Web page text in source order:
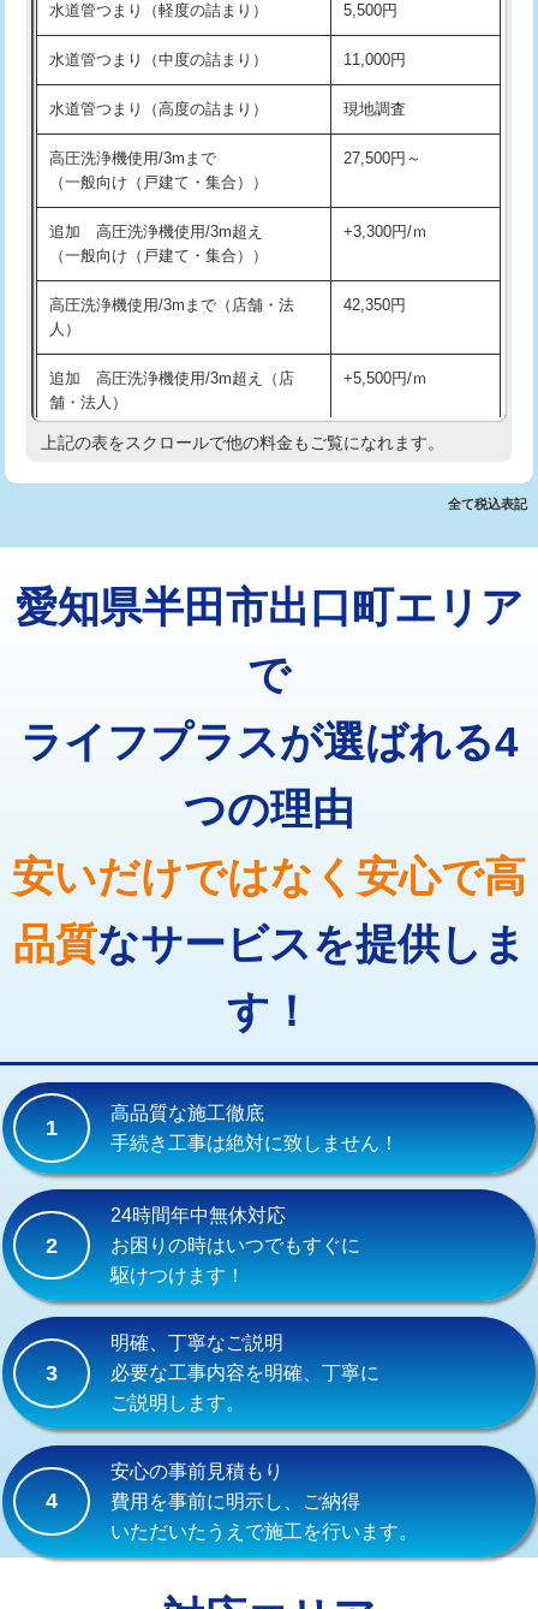
洗面台設置 38,500円
化粧台設置 22,000円
追加人工 16,500円
廃棄・処分 現場見積
※給水管工事は20mmまでの価格です。
交換・取付(排水栓・排水トラップ
22,000円+材料費
持込商品取付（混合水栓）
持込商品取付（浄水器・分岐水栓） 16,500円
業）
排水管工事（追加 排水管工事/3ｍ超
え）
マス交換（土の掘削・埋め戻し作業） 11,000円~
マス交換（深さ50㎝以上） 66,000円
コンクリート斫り（厚さ10㎝超え）
モルタル補修（厚さ10㎝まで） 27,500円
16,500円
廃棄・処分 現場見積
水道管つまり（軽度の詰まり） 5,500円
水道管つまり（中度の詰まり） 11,000円
水道管つまり（高度の詰まり） 現地調査
高圧洗浄機使用/3mまで
（一般向け（戸建て・集合））
27,500円～
追加 高圧洗浄機使用/3m超え
（一般向け（戸建て・集合））
+3,300円/ｍ
高圧洗浄機使用/3mまで（店舗・法
人）
42,350円
追加 高圧洗浄機使用/3m超え（店
舗・法人）
+5,500円/ｍ
高度高圧洗浄換 現地調査
トーラー機使用/3mまで 33,000円
追加トーラー機使用/3m超え +3,300円
止水・漏水調査・防水処理・清掃・修
11,000円
止水・漏水調査・防水処理・清掃・修
22,000円
止水・漏水調査・防水処理・清掃・修
理・調整・分解・加工など（重作業）
33,000円
その他部品の脱着 8,800円～
交換・取付(単水栓（壁付・デッキ
式）)
13,200円+材料費
交換・取付(混合水栓（壁付・デッキ
式・ワンホール）)
16,500円+材料費
交換・取付(排水栓・排水トラップ
（P/S/ポップアップ））
交換・取付（その他部品）
持込商品取付（単水栓）
持込商品取付（混合水栓） 16,500円
持込商品取付（浄水器・分岐水栓） 16,500円
給水管工事※（ホール加工)
給水管工事※（バンド止め) 3,300円
上記の表をスクロールで他の料金もご覧になれます。
全て税込表記
愛知県半田市出口町エリア
で
ライフプラスが選ばれる4
つの理由
安いだけではなく安心で高
品質なサービスを提供しま
す！
1
高品質な施工徹底
手続き工事は絶対に致しません！
2
24時間年中無休対応
お困りの時はいつでもすぐに
駆けつけます！
3
明確、丁寧なご説明
必要な工事内容を明確、丁寧に
ご説明します。
4
安心の事前見積もり
費用を事前に明示し、ご納得
いただいたうえで施工を行います。